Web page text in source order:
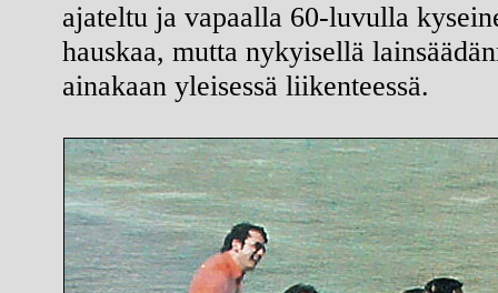
ajateltu ja vapaalla 60-luvulla
hauskaa, mutta nykyisellä
ainakaan yleisessä liikenteessä.